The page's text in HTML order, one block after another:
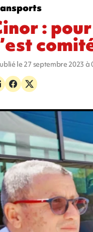
:
le 27 septembre 2023 à